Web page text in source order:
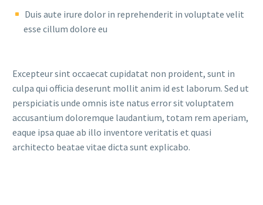
Duis aute irure dolor in reprehenderit in voluptate velit
esse cillum dolore eu
Excepteur sint occaecat cupidatat non proident, sunt in
culpa qui officia deserunt mollit anim id est laborum. Sed ut
perspiciatis unde omnis iste natus error sit voluptatem
accusantium doloremque laudantium, totam rem aperiam,
eaque ipsa quae ab illo inventore veritatis et quasi
architecto beatae vitae dicta sunt explicabo.